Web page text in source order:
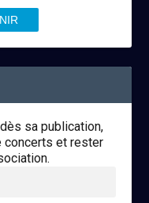
sa publication,
concerts et rester